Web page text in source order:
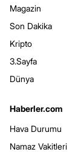
Magazin
Son Dakika
Kripto
3.Sayfa
Dünya
Haberler.com
Hava Durumu
Namaz Vakitleri